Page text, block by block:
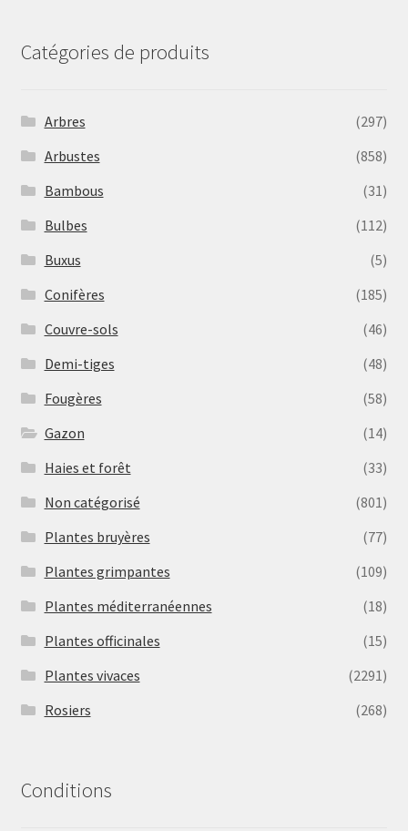
Catégories de produits
Arbres
(297)
Arbustes
(858)
Bambous
(31)
Bulbes
(112)
Buxus
(5)
Conifères
(185)
Couvre-sols
(46)
Demi-tiges
(48)
Fougères
(58)
Gazon
(14)
Haies et forêt
(33)
Non catégorisé
(801)
Plantes bruyères
(77)
Plantes grimpantes
(109)
Plantes méditerranéennes
(18)
Plantes officinales
(15)
Plantes vivaces
(2291)
Rosiers
(268)
Conditions